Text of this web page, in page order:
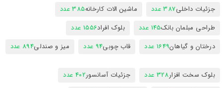
جزئیات داخلی387 عدد ماشین الات کارخانه385 عدد
طراحی مبلمان بانک145 عدد بلوک افراد1556 عدد
درختان و گیاهان1649 عدد قاب چوبی94 عدد میز و صندلی894 عدد
بلوک سخت افزار328 عدد جزئیات آسانسور402 عدد